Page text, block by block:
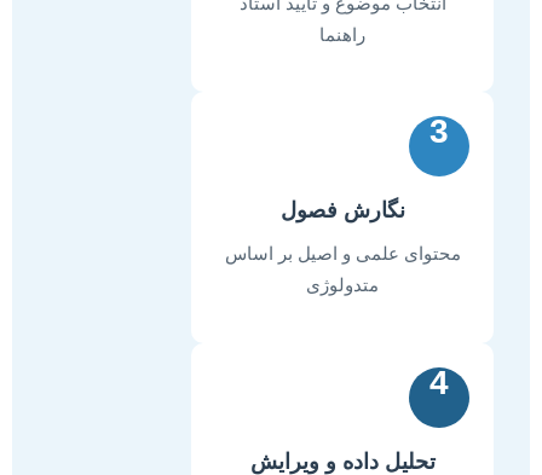
راهنما
3
نگارش فصول
محتوای علمی و اصیل بر اساس
متدولوژی
4
تحلیل داده و ویرایش